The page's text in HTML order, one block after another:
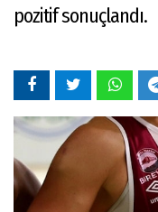
pozitif sonuçlandı.